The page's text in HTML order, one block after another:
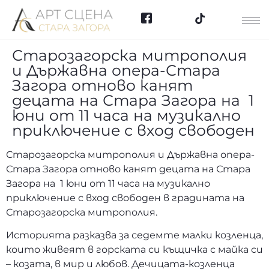
Старозагорска митрополия
и Държавна опера-Стара
Загора отново канят
децата на Стара Загора на 1
юни от 11 часа на музикално
приключение с вход свободен
Старозагорска митрополия и Държавна опера-
Стара Загора отново канят децата на Стара
Загора на 1 юни от 11 часа на музикално
приключение с вход свободен в градината на
Старозагорска митрополия.
Историята разказва за седемте малки козленца,
които живеят в горската си къщичка с майка си
– козата, в мир и любов. Дечицата-козленца